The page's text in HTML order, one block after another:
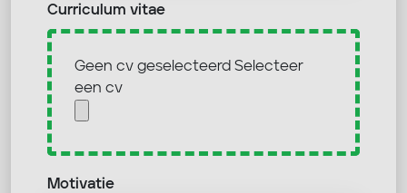
Curriculum vitae
Geen cv geselecteerd Selecteer
een cv
Motivatie